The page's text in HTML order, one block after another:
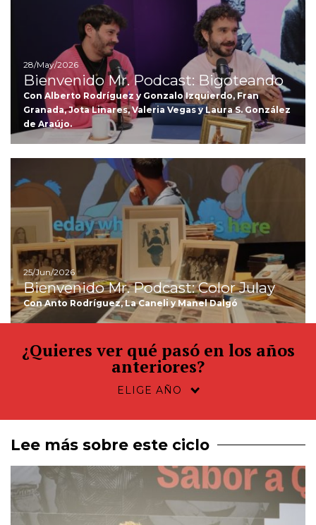
28/May/2026
Bienvenido Mr. Podcast: Bigoteando
Con Alberto Rodríguez y Gonzalo Izquierdo, Fran
Granada, Jota Linares, Valeria Vegas y Laura S. González
de Araújo.
25/Jun/2026
Bienvenido Mr. Podcast: Color Julay
Con Anto Rodríguez, La Caneli y Manel Dalgó
¿Quieres ver qué pasó en los años
anteriores?
Lee más sobre este ciclo